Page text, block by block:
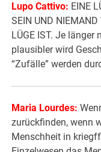
Lupo Cattivo: EINE
SEIN UND NIEMAND
LÜGE IST. Je
plausibler wird
“Zufälle” werden
Maria Lourdes:
zurückfinden, wenn
Menschheit in